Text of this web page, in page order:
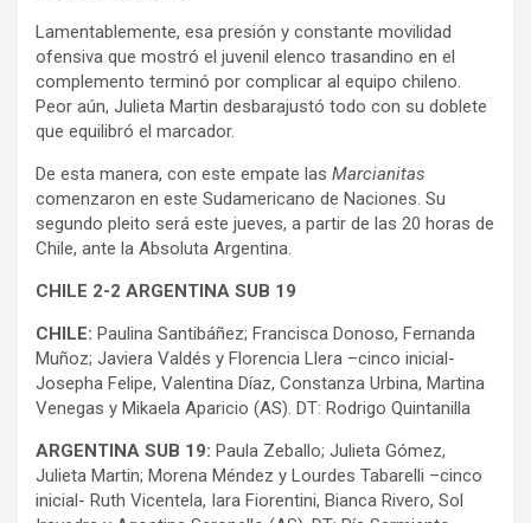
Lamentablemente, esa presión y constante movilidad
ofensiva que mostró el juvenil elenco trasandino en el
complemento terminó por complicar al equipo chileno.
Peor aún, Julieta Martin desbarajustó todo con su doblete
que equilibró el marcador.
De esta manera, con este empate las Marcianitas
comenzaron en este Sudamericano de Naciones. Su
segundo pleito será este jueves, a partir de las 20 horas de
Chile, ante la Absoluta Argentina.
CHILE 2-2 ARGENTINA SUB 19
CHILE: Paulina Santibáñez; Francisca Donoso, Fernanda
Muñoz; Javiera Valdés y Florencia Llera –cinco inicial-
Josepha Felipe, Valentina Díaz, Constanza Urbina, Martina
Venegas y Mikaela Aparicio (AS). DT: Rodrigo Quintanilla
ARGENTINA SUB 19: Paula Zeballo; Julieta Gómez,
Julieta Martin; Morena Méndez y Lourdes Tabarelli –cinco
inicial- Ruth Vicentela, Iara Fiorentini, Bianca Rivero, Sol